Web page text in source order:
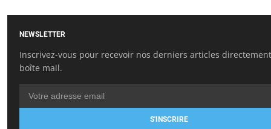
NEWSLETTER
Inscrivez-vous pour recevoir nos derniers articles
boîte mail.
S'INSCRIRE